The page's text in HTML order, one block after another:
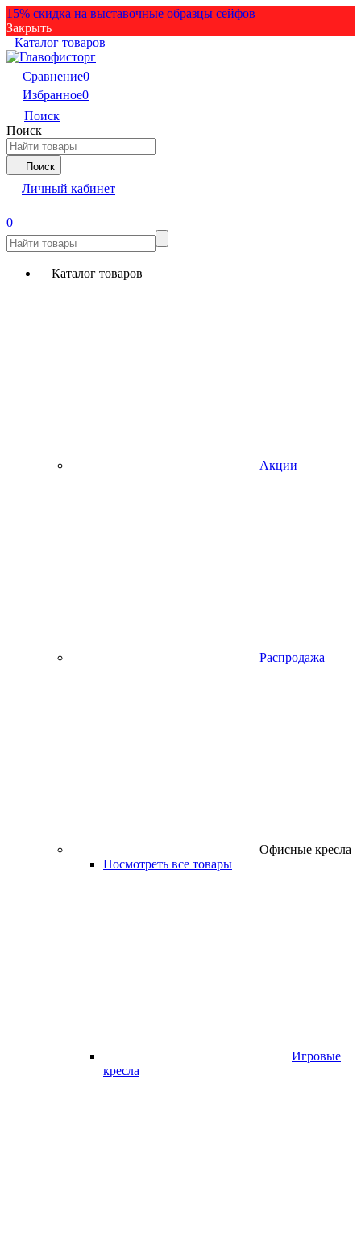
15% скидка на выставочные образцы сейфов
Закрыть
Каталог товаров
Сравнение0
Избранное0
Поиск
Поиск
Поиск
Личный кабинет
0
Каталог товаров
Акции
Распродажа
Офисные кресла
Посмотреть все товары
Игровые
кресла